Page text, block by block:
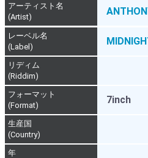
アーティスト名
(Artist)
レーベル名
(Label)
リディム
(Riddim)
フォーマット
(Format)
7inch
生産国
(Country)
年